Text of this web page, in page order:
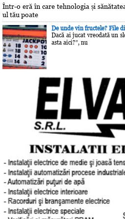
Într-o eră în care tehnologia și
ul tău poate
De unde vin fructele? File
Dacă ai jucat vreodată un
asta aici?”, nu